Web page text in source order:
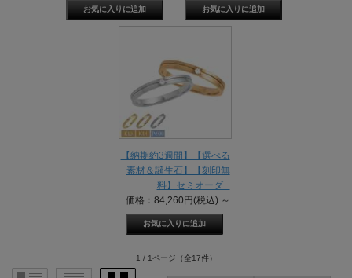
【納期約3週間】【選べる
素材＆誕生石】【刻印無
料】セミオーダ...
価格：84,260円(税込) ～
1 / 1ページ （全17件）